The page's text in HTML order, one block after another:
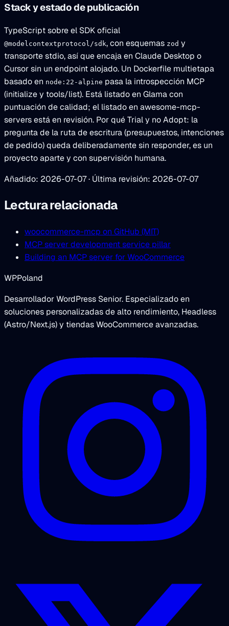
Stack y estado de publicación
TypeScript sobre el SDK oficial
@modelcontextprotocol/sdk, con esquemas zod y
transporte stdio, así que encaja en Claude Desktop o
Cursor sin un endpoint alojado. Un Dockerfile multietapa
basado en node:22-alpine pasa la introspección MCP
(initialize y tools/list). Está listado en Glama con
puntuación de calidad; el listado en awesome-mcp-
servers está en revisión. Por qué Trial y no Adopt: la
pregunta de la ruta de escritura (presupuestos, intenciones
de pedido) queda deliberadamente sin responder, es un
proyecto aparte y con supervisión humana.
Añadido: 2026-07-07 · Última revisión: 2026-07-07
Lectura relacionada
woocommerce-mcp on GitHub (MIT)
MCP server development service pillar
Building an MCP server for WooCommerce
WPPoland
Desarrollador WordPress Senior. Especializado en
soluciones personalizadas de alto rendimiento, Headless
(Astro/Next.js) y tiendas WooCommerce avanzadas.